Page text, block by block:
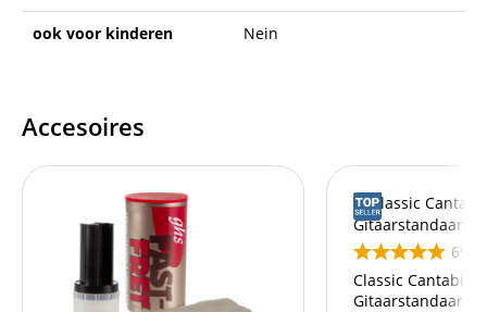
ook voor kinderen Nein
Accesoires
69
Classic Cantabile
Gitaarstandaard